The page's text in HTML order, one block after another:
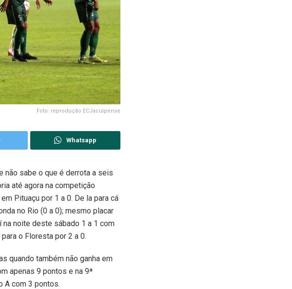
Foto: reprodução ECJacuipense
Whatsapp
não sabe o que é derrota a seis
até agora na competição
Pituaçu por 1 a 0. De la para cá
no Rio (0 a 0); mesmo placar
noite deste sábado 1 a 1 com
o Floresta por 2 a 0.
quando também não ganha em
apenas 9 pontos e na 9ª
A com 3 pontos.